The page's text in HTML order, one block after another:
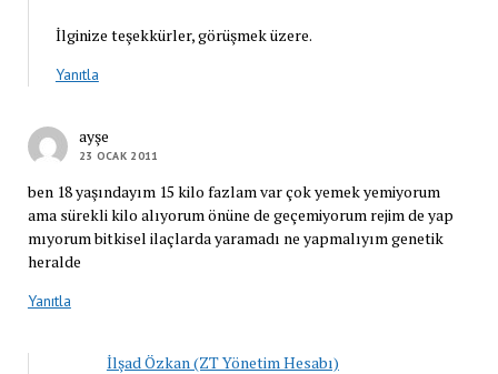
İlginize teşekkürler, görüşmek üzere.
Yanıtla
ayşe
23 OCAK 2011
ben 18 yaşındayım 15 kilo fazlam var çok yemek yemiyorum
ama sürekli kilo alıyorum önüne de geçemiyorum rejim de yap
mıyorum bitkisel ilaçlarda yaramadı ne yapmalıyım genetik
heralde
Yanıtla
İlşad Özkan (ZT Yönetim Hesabı)